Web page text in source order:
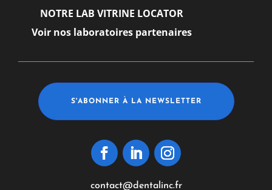
NOTRE LAB VITRINE LOCATOR
Voir nos laboratoires partenaires
S'ABONNER À LA NEWSLETTER
contact@dentalinc.fr